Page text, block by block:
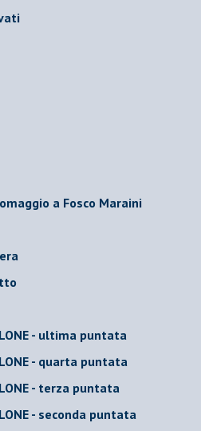
omaggio a Fosco Maraini
- ultima puntata
- quarta puntata
- terza puntata
- seconda puntata